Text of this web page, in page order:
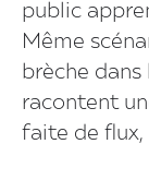
public
Même
brèche dans
racontent
faite de flux,